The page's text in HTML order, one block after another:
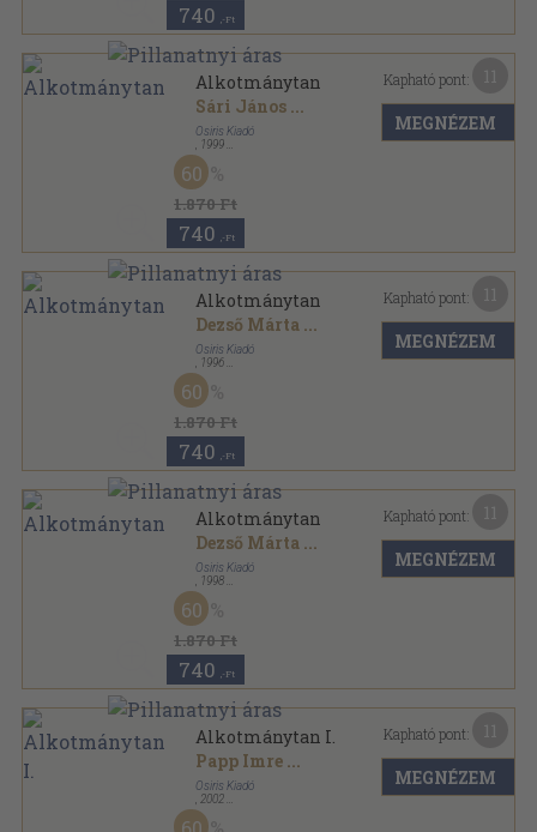
740 ,-Ft
Alkotmánytan
Sári János ...
Osiris Kiadó
1999
Fűzött kemény papírkötés
Osiris tankönyvek sorozat
1.870 Ft
60
740 ,-Ft
Kapható pont:
MEGNÉZEM
Alkotmánytan
Dezső Márta ...
Osiris Kiadó
1996
Fűzött kemény papírkötés
Osiris könyvek sorozat
1.870 Ft
60
740 ,-Ft
Kapható pont:
MEGNÉZEM
Alkotmánytan
Dezső Márta ...
Osiris Kiadó
1998
Fűzött kemény papírkötés
Osiris könyvek sorozat
1.870 Ft
60
740 ,-Ft
Kapható pont:
MEGNÉZEM
Alkotmánytan I.
Papp Imre ...
Osiris Kiadó
2002
Fűzött kemény papírkötés
Osiris tankönyvek sorozat
Kapható pont:
MEGNÉZEM